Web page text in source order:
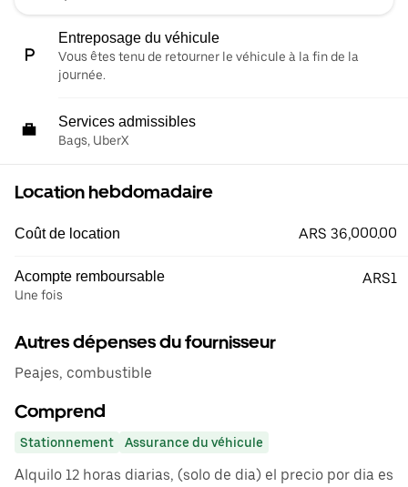
Entreposage du véhicule
Vous êtes tenu de retourner le véhicule à la fin de la
journée.
Services admissibles
Bags, UberX
Location hebdomadaire
Coût de location ARS 36,000.00
Acompte remboursable
Une fois
ARS1
Autres dépenses du fournisseur
Peajes, combustible
Comprend
Stationnement Assurance du véhicule
Alquilo 12 horas diarias, (solo de dia) el precio por dia es